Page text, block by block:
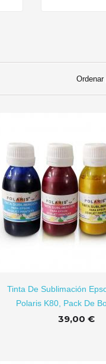
DTF
Ordenar
Tinta De Sublimación
Polaris K80, Pack De
39,00 €